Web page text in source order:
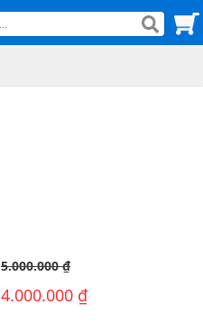
5.000.000 ₫
4.000.000 ₫